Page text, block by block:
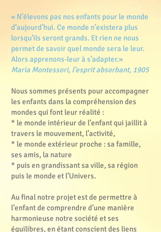
« N’élevons pas nos enfants pour le monde
d’aujourd’hui. Ce monde n’existera plus
lorsqu’ils seront grands. Et rien ne nous
permet de savoir quel monde sera le leur.
Alors apprenons-leur à s’adapter.»
Maria Montessori, l’esprit absorbant, 1905
Nous sommes présents pour accompagner
les enfants dans la compréhension des
mondes qui font leur réalité :
* le monde intérieur de l’enfant qui jaillit à
travers le mouvement, l’activité,
* le monde extérieur proche : sa famille,
ses amis, la nature
* puis en grandissant sa ville, sa région
puis le monde et l’Univers.
Au final notre projet est de permettre à
l’enfant de comprendre d’une manière
harmonieuse notre société et ses
équilibres, en étant conscient des liens